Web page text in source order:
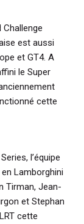
Challenge
est aussi
et GT4. A
le Super
cette
l’équipe
Lamborghini
Tirman, Jean-
et Stephan
cette